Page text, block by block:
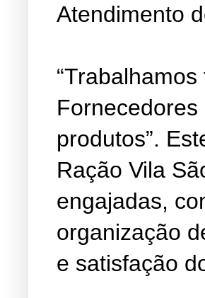
Atendimento
produtos”.
Ração Vila
engajadas,
organização
e satisfação